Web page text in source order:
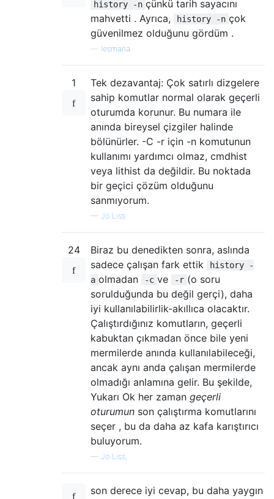
history -n çünkü tarih sayacını
mahvetti . Ayrıca,
history -n çok
güvenilmez olduğunu gördüm .
lesmana
1
Tek dezavantaj: Çok satırlı dizgelere
sahip komutlar normal olarak geçerli
oturumda korunur. Bu numara ile
anında bireysel çizgiler halinde
bölünürler. -C -r için -n komutunun
kullanımı yardımcı olmaz, cmdhist
veya lithist da değildir. Bu noktada
bir geçici çözüm olduğunu
sanmıyorum.
— Jo Liss
24
Biraz bu denedikten sonra, aslında
sadece çalışan fark ettik
history -
a olmadan -c ve -r (o soru
sorulduğunda bu değil gerçi), daha
iyi kullanılabilirlik-akıllıca olacaktır.
Çalıştırdığınız komutların, geçerli
kabuktan çıkmadan önce bile yeni
mermilerde anında kullanılabileceği,
ancak aynı anda çalışan mermilerde
olmadığı anlamına gelir. Bu şekilde,
Yukarı Ok her zaman geçerli
oturumun son çalıştırma komutlarını
seçer , bu da daha az kafa karıştırıcı
buluyorum.
— Jo Liss,
son derece iyi cevap, bu daha yaygın